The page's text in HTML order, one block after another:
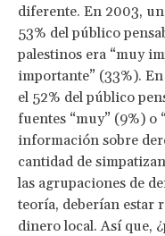
diferente. En 2003,
53% del público
palestinos era “muy
importante” (33%).
el 52% del público
fuentes “muy” (9%) o
información sobre
cantidad de
las agrupaciones de
teoría, deberían estar
dinero local. Así que,